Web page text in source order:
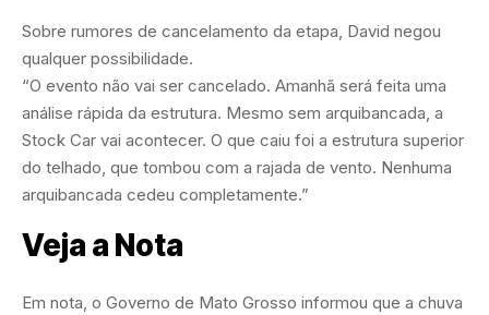
Sobre rumores de cancelamento da etapa, David negou
qualquer possibilidade.
“O evento não vai ser cancelado. Amanhã será feita uma
análise rápida da estrutura. Mesmo sem arquibancada, a
Stock Car vai acontecer. O que caiu foi a estrutura superior
do telhado, que tombou com a rajada de vento. Nenhuma
arquibancada cedeu completamente.”
Veja a Nota
Em nota, o Governo de Mato Grosso informou que a chuva